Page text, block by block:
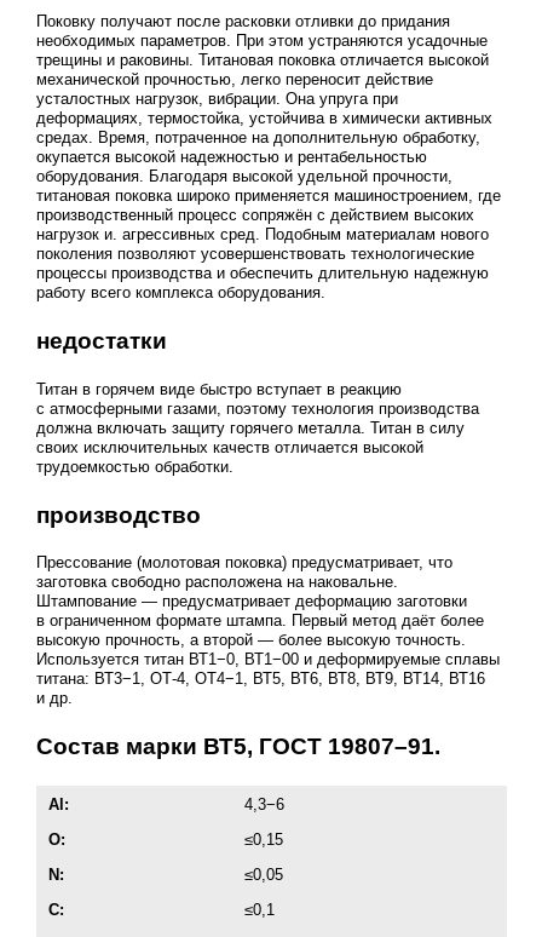
Поковку получают после расковки отливки до придания
необходимых параметров. При этом устраняются усадочные
трещины и раковины. Титановая поковка отличается высокой
механической прочностью, легко переносит действие
усталостных нагрузок, вибрации. Она упруга при
деформациях, термостойка, устойчива в химически активных
средах. Время, потраченное на дополнительную обработку,
окупается высокой надежностью и рентабельностью
оборудования. Благодаря высокой удельной прочности,
титановая поковка широко применяется машиностроением, где
производственный процесс сопряжён с действием высоких
нагрузок и. агрессивных сред. Подобным материалам нового
поколения позволяют усовершенствовать технологические
процессы производства и обеспечить длительную надежную
работу всего комплекса оборудования.
недостатки
Титан в горячем виде быстро вступает в реакцию
с атмосферными газами, поэтому технология производства
должна включать защиту горячего металла. Титан в силу
своих исключительных качеств отличается высокой
трудоемкостью обработки.
производство
Прессование (молотовая поковка) предусматривает, что
заготовка свободно расположена на наковальне.
Штампование — предусматривает деформацию заготовки
в ограниченном формате штампа. Первый метод даёт более
высокую прочность, а второй — более высокую точность.
Используется титан ВТ1−0, ВТ1−00 и деформируемые сплавы
титана: ВТ3−1, ОТ-4, ОТ4−1, ВТ5, ВТ6, ВТ8, ВТ9, ВТ14, ВТ16
и др.
Состав марки ВТ5, ГОСТ 19807–91.
Al:
4,3−6
О:
≤0,15
N:
≤0,05
C:
≤0,1